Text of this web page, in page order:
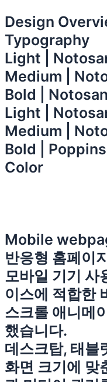
Design
Typography
Light |
Medium |
Bold |
Light |
Medium |
Bold | Poppins
Color
Mobile
반응형 홈페이
모바일 기기 사
이스에 적합한
스크롤 애니메
했습니다.
데스크탑, 태블
화면 크기에 맞